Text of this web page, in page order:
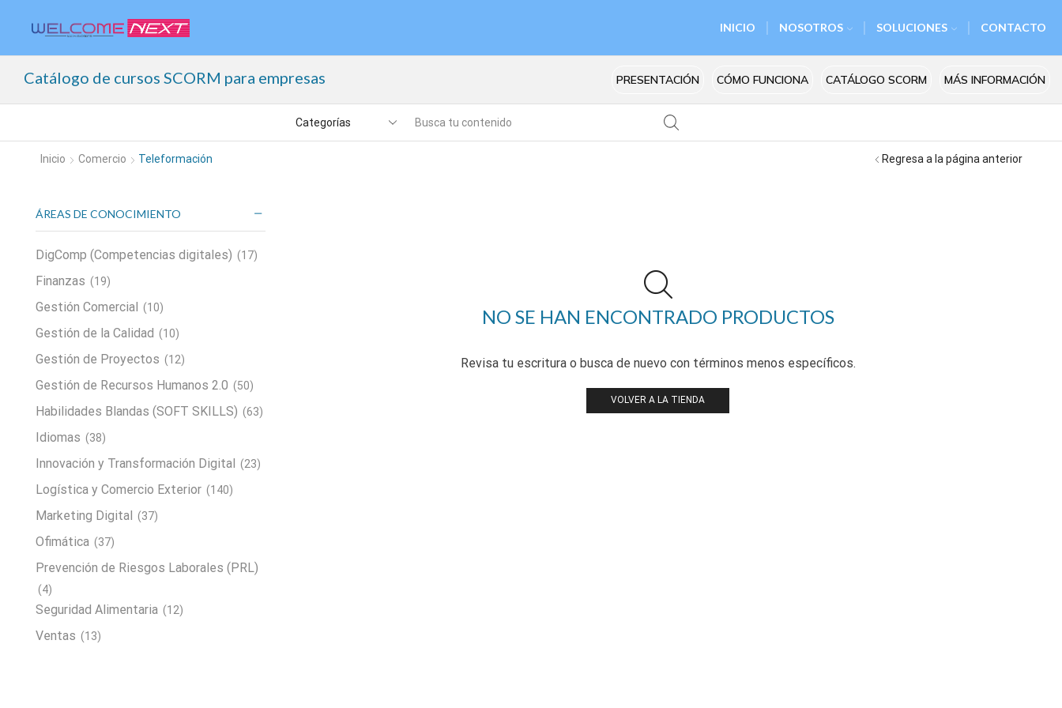
INICIO NOSOTROS SOLUCIONES CONTACTO
Catálogo de cursos SCORM para empresas PRESENTACIÓN CÓMO FUNCIONA CATÁLOGO SCORM MÁS INFORMACIÓN
Inicio Comercio Teleformación Regresa a la página anterior
NO SE HAN ENCONTRADO PRODUCTOS
Revisa tu escritura o busca de nuevo con términos menos específicos.
VOLVER A LA TIENDA
ÁREAS DE CONOCIMIENTO
DigComp (Competencias digitales) (17)
Finanzas (19)
Gestión Comercial (10)
Gestión de la Calidad (10)
Gestión de Proyectos (12)
Gestión de Recursos Humanos 2.0 (50)
Habilidades Blandas (SOFT SKILLS) (63)
Idiomas (38)
Innovación y Transformación Digital (23)
Logística y Comercio Exterior (140)
Marketing Digital (37)
Ofimática (37)
Prevención de Riesgos Laborales (PRL)
(4)
Seguridad Alimentaria (12)
Ventas (13)